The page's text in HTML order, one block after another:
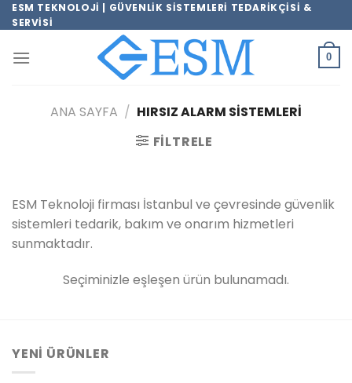
İçeriğe
atla
ESM TEKNOLOJI | GÜVENLIK SISTEMLERI TEDARIKÇISI &
SERVISI
0
ANA SAYFA / HIRSIZ ALARM SISTEMLERI
FILTRELE
ESM Teknoloji firması İstanbul ve çevresinde güvenlik
sistemleri tedarik, bakım ve onarım hizmetleri
sunmaktadır.
Seçiminizle eşleşen ürün bulunamadı.
YENI ÜRÜNLER